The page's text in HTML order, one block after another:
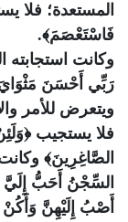
المستعدة؛ فلا
فَاسْتَعْصَمَ﴾.
وكانت استجابته
رَبِّي أَحْسَنَ مَثْوَايَ
ويتعرض للأمر
فلا يستجيب
الصَّاغِرِينَ﴾
السِّجْنُ أَحَبُّ إِلَيَّ
أَصْبُ إِلَيْهِنَّ وَأَكُنْ